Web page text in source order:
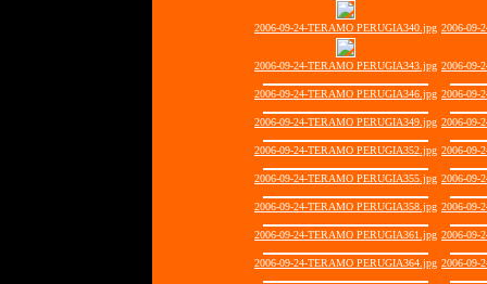
2006-09-24-TERAMO PERUGIA340.jpg 2006-09-
2006-09-24-TERAMO PERUGIA343.jpg 2006-09-
2006-09-24-TERAMO PERUGIA346.jpg 2006-09-
2006-09-24-TERAMO PERUGIA349.jpg 2006-09-
2006-09-24-TERAMO PERUGIA352.jpg 2006-09-
2006-09-24-TERAMO PERUGIA355.jpg 2006-09-
2006-09-24-TERAMO PERUGIA358.jpg 2006-09-
2006-09-24-TERAMO PERUGIA361.jpg 2006-09-
2006-09-24-TERAMO PERUGIA364.jpg 2006-09-